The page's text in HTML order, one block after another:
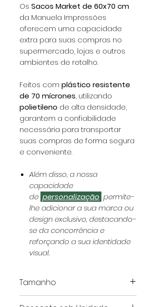
Os Sacos Market de 60x70 cm
da Manuela Impressões
oferecem uma capacidade
extra para suas compras no
supermercado, lojas e outros
ambientes de retalho.
Feitos com plástico resistente
de 70 mícrones, utilizando
polietileno de alta densidade,
garantem a confiabilidade
necessária para transportar
suas compras de forma segura
e conveniente.
Além disso, a nossa
capacidade
de personalização permite-
lhe adicionar a sua marca ou
design exclusivo, destacando-
se da concorrência e
reforçando a sua identidade
visual.
Tamanho